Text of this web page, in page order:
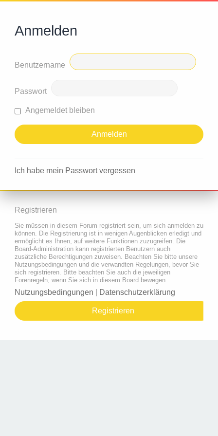
Anmelden
Benutzername
Passwort
Angemeldet bleiben
Ich habe mein Passwort vergessen
Registrieren
Sie müssen in diesem Forum registriert sein, um sich anmelden zu
können. Die Registrierung ist in wenigen Augenblicken erledigt und
ermöglicht es Ihnen, auf weitere Funktionen zuzugreifen. Die
Board-Administration kann registrierten Benutzern auch
zusätzliche Berechtigungen zuweisen. Beachten Sie bitte unsere
Nutzungsbedingungen und die verwandten Regelungen, bevor Sie
sich registrieren. Bitte beachten Sie auch die jeweiligen
Forenregeln, wenn Sie sich in diesem Board bewegen.
Nutzungsbedingungen Datenschutzerklärung
Registrieren